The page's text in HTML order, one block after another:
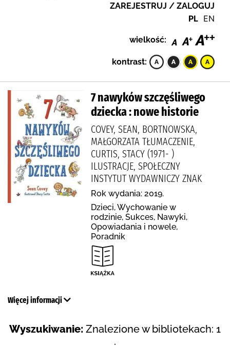
ZAREJESTRUJ / ZALOGUJ
PL EN
wielkość:
kontrast:
7 nawyków szczęśliwego
dziecka : nowe historie
COVEY, SEAN, BORTNOWSKA,
MAŁGORZATA TŁUMACZENIE,
CURTIS, STACY (1971- )
ILUSTRACJE, SPOŁECZNY
INSTYTUT WYDAWNICZY ZNAK
Rok wydania: 2019.
Dzieci, Wychowanie w
rodzinie, Sukces, Nawyki,
Opowiadania i nowele,
Poradnik
Więcej informacji
Wyszukiwanie: Znalezione w bibliotekach: 1
.